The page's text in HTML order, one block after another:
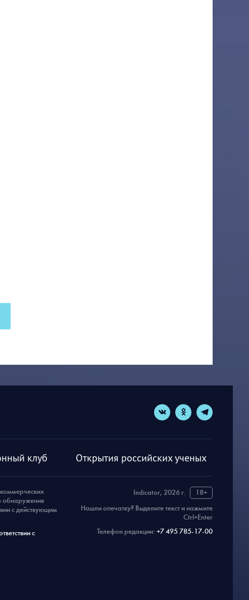
клуб Открытия российских ученых
Indicator, 2026 г.
18+
Нашли опечатку? Выделите текст и нажмите
Ctrl+Enter
Телефон редакции: +7 495 785-17-00
обнаружения
с действующим
с